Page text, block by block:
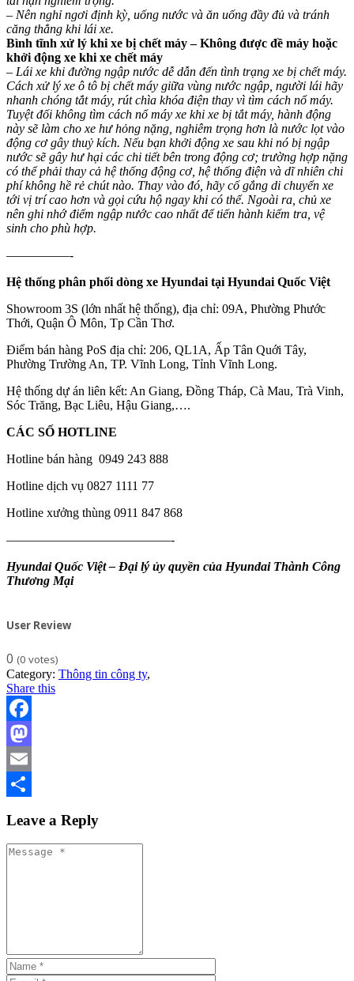
– Nên nghỉ ngơi định kỳ, uống nước và ăn uống đầy đủ và tránh
căng thẳng khi lái xe.
Bình tĩnh xử lý khi xe bị chết máy – Không được đề máy hoặc
khởi động xe khi xe chết máy
– Lái xe khi đường ngập nước dễ dẫn đến tình trạng xe bị chết máy.
Cách xử lý xe ô tô bị chết máy giữa vùng nước ngập, người lái hãy
nhanh chóng tắt máy, rút chìa khóa điện thay vì tìm cách nổ máy.
Tuyệt đối không tìm cách nổ máy xe khi xe bị tắt máy, hành động
này sẽ làm cho xe hư hỏng nặng, nghiêm trọng hơn là nước lọt vào
động cơ gây thuỷ kích. Nếu bạn khởi động xe sau khi nó bị ngập
nước sẽ gây hư hại các chi tiết bên trong động cơ; trường hợp nặng
có thể phải thay cả hệ thống động cơ, hệ thống điện và dĩ nhiên chi
phí không hề rẻ chút nào. Thay vào đó, hãy cố gắng di chuyển xe
tới vị trí cao hơn và gọi cứu hộ ngay khi có thể. Ngoài ra, chủ xe
nên ghi nhớ điểm ngập nước cao nhất để tiến hành kiểm tra, vệ
sinh cho phù hợp.
—————-
Hệ thống phân phối dòng xe Hyundai tại Hyundai Quốc Việt
Showroom 3S (lớn nhất hệ thống), địa chỉ: 09A, Phường Phước
Thới, Quận Ô Môn, Tp Cần Thơ.
Điểm bán hàng PoS địa chỉ: 206, QL1A, Ấp Tân Quới Tây,
Phường Trường An, TP. Vĩnh Long, Tỉnh Vĩnh Long.
Hệ thống dự án liên kết: An Giang, Đồng Tháp, Cà Mau, Trà Vinh,
Sóc Trăng, Bạc Liêu, Hậu Giang,….
CÁC SỐ HOTLINE
Hotline bán hàng 0949 243 888
Hotline dịch vụ 0827 1111 77
Hotline xưởng thùng 0911 847 868
—————————————-
Hyundai Quốc Việt – Đại lý ủy quyền của Hyundai Thành Công
Thương Mại
User Review
0 (0 votes)
Category: Thông tin công ty,
Share this
Facebook
Mastodon
Email
Leave a Reply